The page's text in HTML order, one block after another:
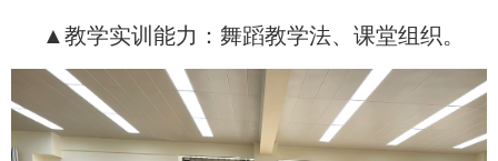
▲教学实训能力：舞蹈教学法、课堂组织。